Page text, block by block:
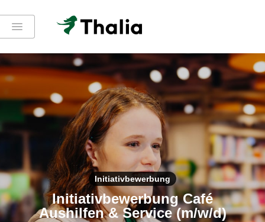
Initiativbewerbung
Initiativbewerbung Café
Aushilfen & Service (m/w/d)